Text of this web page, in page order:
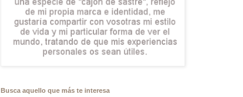
Busca aquello que más te interesa